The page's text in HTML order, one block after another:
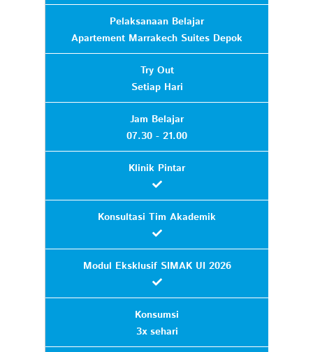
Pelaksanaan Belajar
Apartement Marrakech Suites Depok
Try Out
Setiap Hari
Jam Belajar
07.30 - 21.00
Klinik Pintar
Konsultasi Tim Akademik
Modul Eksklusif SIMAK UI 2026
Konsumsi
3x sehari